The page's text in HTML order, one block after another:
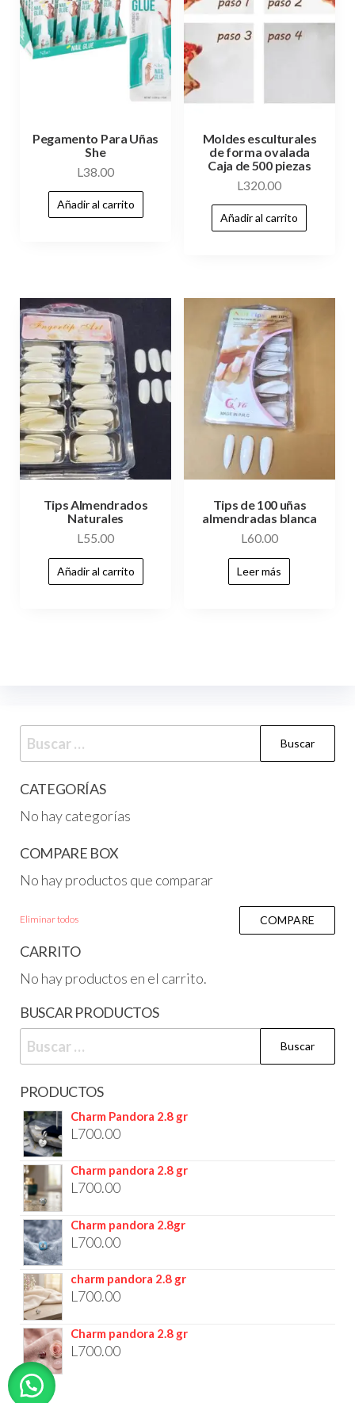
Pegamento Para Uñas
She
L38.00
Añadir al carrito
Moldes esculturales
de forma ovalada
Caja de 500 piezas
L320.00
Añadir al carrito
Tips Almendrados
Naturales
L55.00
Añadir al carrito
Tips de 100 uñas
almendradas blanca
L60.00
Leer más
CATEGORÍAS
No hay categorías
COMPARE BOX
No hay productos que comparar
Eliminar todos COMPARE
CARRITO
No hay productos en el carrito.
BUSCAR PRODUCTOS
PRODUCTOS
Charm Pandora 2.8 gr
L 700.00
Charm pandora 2.8 gr
L 700.00
Charm pandora 2.8gr
L 700.00
charm pandora 2.8 gr
L 700.00
Charm pandora 2.8 gr
L 700.00